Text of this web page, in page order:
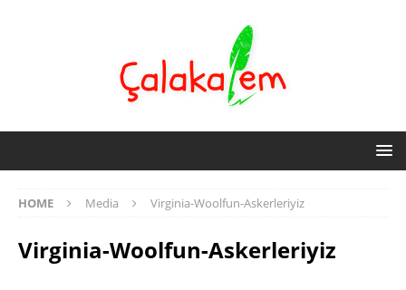
HOME Media Virginia-Woolfun-Askerleriyiz
Virginia-Woolfun-Askerleriyiz